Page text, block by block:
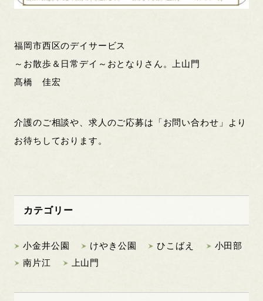
福岡市西区のデイサービス
～お散歩＆日常デイ～おとなりさん。上山門
髙橋 佳宏
介護のご相談や、求人のご応募は「お問い合わせ」より
お待ちしております。
カテゴリー
小金井公園 けやき公園 ひこばえ
小田部
南片江
上山門